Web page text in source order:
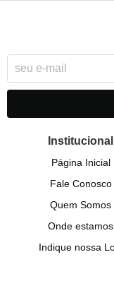
Institucional
Página Inicial
Fale Conosco
Quem Somos
Onde estamos
Indique nossa